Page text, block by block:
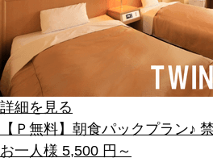
詳細を見る
【Ｐ無料】朝食パックプラン♪
お一人様 5,500 円～